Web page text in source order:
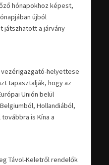
hónapokhoz képest,
újból
játszhatott a járvány
vezérigazgató-helyettese
tapasztalják, hogy az
Unión belül
Hollandiából,
is Kína a
Távol-Keletről rendelők